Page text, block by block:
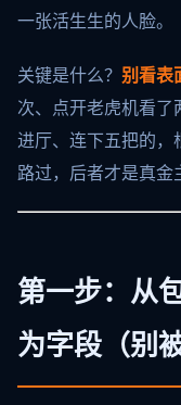
一张活生生的人脸。
关键是什么？ 别看表
次、点开老虎机看
进厅、连下五把的，
路过，后者才是真金
第一步：从
为字段（别